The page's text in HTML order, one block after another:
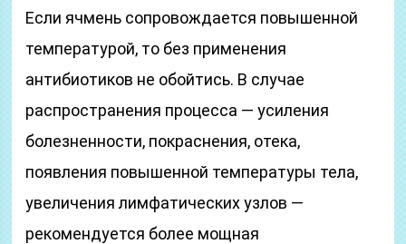
Если ячмень сопровождается повышенной
температурой, то без применения
антибиотиков не обойтись. В случае
распространения процесса — усиления
болезненности, покраснения, отека,
появления повышенной температуры тела,
увеличения лимфатических узлов —
рекомендуется более мощная